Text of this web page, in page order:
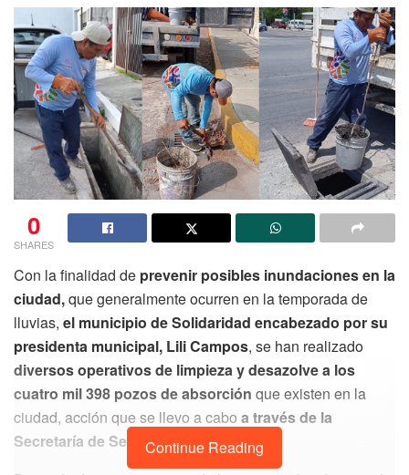
0
SHARES
Con la finalidad de prevenir posibles inundaciones en la
ciudad,que generalmente ocurren en la temporada de
lluvias, el municipio de Solidaridad encabezado por su
presidenta municipal, Lili Campos, se han realizado
diversos operativos de limpieza y desazolve a los
cuatro mil 398 pozos de absorción que existen en la
ciudad, acción que se llevo a cabo a través de la
Secretaría de Servicios Públicos.
Continue Reading